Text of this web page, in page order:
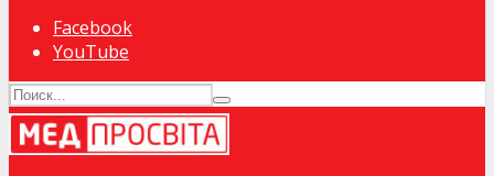
Facebook
YouTube